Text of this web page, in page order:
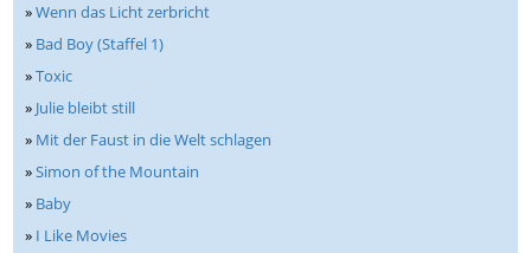
»Wenn das Licht zerbricht
» Bad Boy (Staffel 1)
»Toxic
» Julie bleibt still
» Mit der Faust in die Welt schlagen
»Simon of the Mountain
» Baby
» I Like Movies